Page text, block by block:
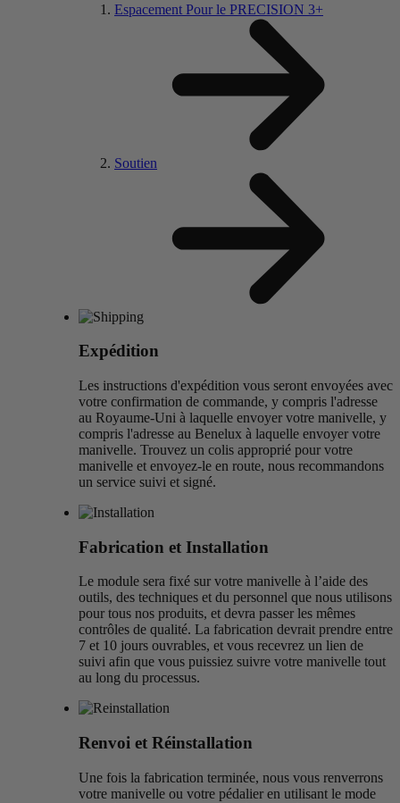
Espacement Pour le PRECISION 3+
Soutien
Expédition
Les instructions d'expédition vous seront envoyées avec
votre confirmation de commande, y compris l'adresse
au Royaume-Uni à laquelle envoyer votre manivelle, y
compris l'adresse au Benelux à laquelle envoyer votre
manivelle. Trouvez un colis approprié pour votre
manivelle et envoyez-le en route, nous recommandons
un service suivi et signé.
Fabrication et Installation
Le module sera fixé sur votre manivelle à l’aide des
outils, des techniques et du personnel que nous utilisons
pour tous nos produits, et devra passer les mêmes
contrôles de qualité. La fabrication devrait prendre entre
7 et 10 jours ouvrables, et vous recevrez un lien de
suivi afin que vous puissiez suivre votre manivelle tout
au long du processus.
Renvoi et Réinstallation
Une fois la fabrication terminée, nous vous renverrons
votre manivelle ou votre pédalier en utilisant le mode